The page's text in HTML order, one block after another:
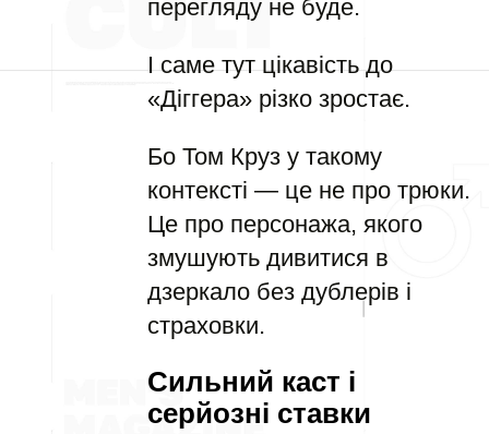
перегляду не буде.
І саме тут цікавість до
«Діггера» різко зростає.
Бо Том Круз у такому
контексті — це не про трюки.
Це про персонажа, якого
змушують дивитися в
дзеркало без дублерів і
страховки.
Сильний каст і
серйозні ставки